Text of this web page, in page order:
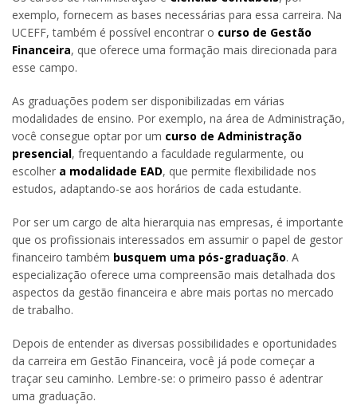
exemplo, fornecem as bases necessárias para essa carreira. Na
UCEFF, também é possível encontrar o curso de Gestão
Financeira, que oferece uma formação mais direcionada para
esse campo.
As graduações podem ser disponibilizadas em várias
modalidades de ensino. Por exemplo, na área de Administração,
você consegue optar por um curso de Administração
presencial, frequentando a faculdade regularmente, ou
escolher a modalidade EAD, que permite flexibilidade nos
estudos, adaptando-se aos horários de cada estudante.
Por ser um cargo de alta hierarquia nas empresas, é importante
que os profissionais interessados em assumir o papel de gestor
financeiro também busquem uma pós-graduação. A
especialização oferece uma compreensão mais detalhada dos
aspectos da gestão financeira e abre mais portas no mercado
de trabalho.
Depois de entender as diversas possibilidades e oportunidades
da carreira em Gestão Financeira, você já pode começar a
traçar seu caminho. Lembre-se: o primeiro passo é adentrar
uma graduação.